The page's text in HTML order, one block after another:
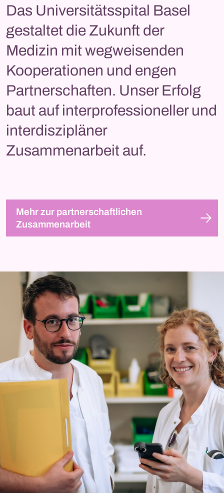
Das Universitätsspital Basel
gestaltet die Zukunft der
Medizin mit wegweisenden
Kooperationen und engen
Partnerschaften. Unser Erfolg
baut auf interprofessioneller und
interdiszipläner
Zusammenarbeit auf.
Mehr zur partnerschaftlichen
Zusammenarbeit